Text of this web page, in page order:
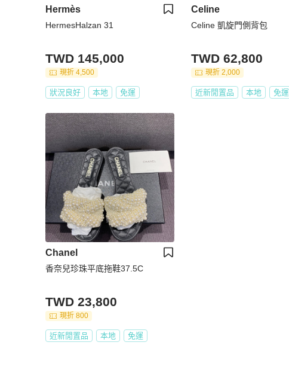
Hermès
HermesHalzan 31
TWD 145,000
現折 4,500
狀況良好 本地 免運
Celine
Celine 凱旋門側背包
TWD 62,800
現折 2,000
近新閒置品 本地 免運
Chanel
香奈兒珍珠平底拖鞋37.5C
TWD 23,800
現折 800
近新閒置品 本地 免運